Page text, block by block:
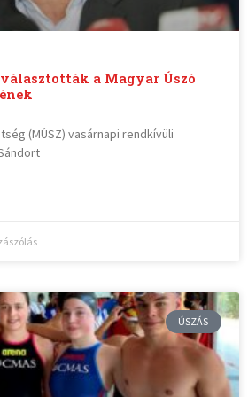
a Magyar Úszó
(MÚSZ) vasárnapi rendkívüli
ÚSZÁS